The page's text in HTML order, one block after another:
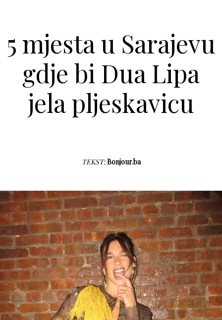
5 mjesta u Sarajevu
gdje bi Dua Lipa
jela pljeskavicu
TEKST:Bonjour.ba